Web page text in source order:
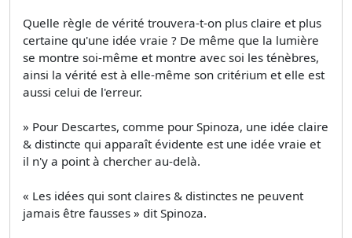
Quelle règle de vérité trouvera-t-on plus claire et plus
certaine qu'une idée vraie ? De même que la lumière
se montre soi-même et montre avec soi les ténèbres,
ainsi la vérité est à elle-même son critérium et elle est
aussi celui de l'erreur.
» Pour Descartes, comme pour Spinoza, une idée claire
& distincte qui apparaît évidente est une idée vraie et
il n'y a point à chercher au-delà.
« Les idées qui sont claires & distinctes ne peuvent
jamais être fausses » dit Spinoza.